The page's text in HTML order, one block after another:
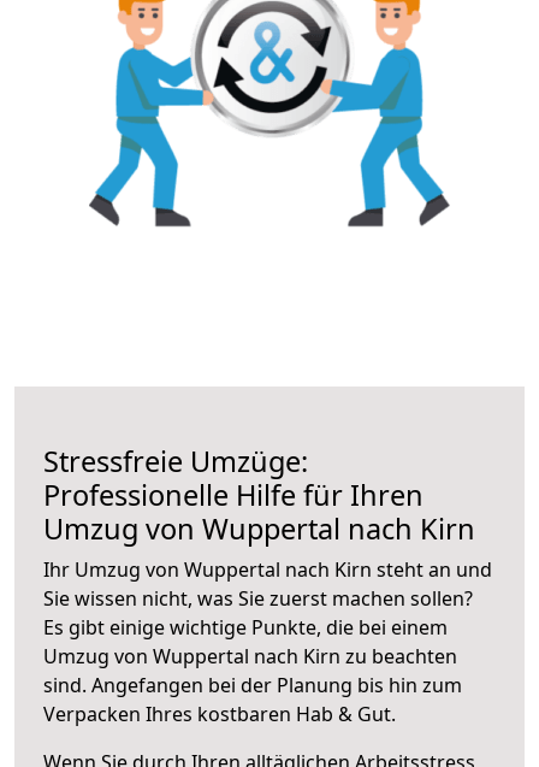
Stressfreie Umzüge:
Professionelle Hilfe für Ihren
Umzug von Wuppertal nach Kirn
Ihr Umzug von Wuppertal nach Kirn steht an und
Sie wissen nicht, was Sie zuerst machen sollen?
Es gibt einige wichtige Punkte, die bei einem
Umzug von Wuppertal nach Kirn zu beachten
sind. Angefangen bei der Planung bis hin zum
Verpacken Ihres kostbaren Hab & Gut.